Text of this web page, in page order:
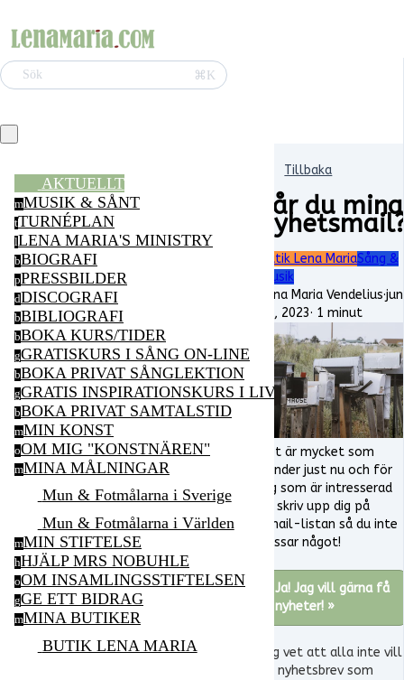
Sök ⌘K
AKTUELLT
mMUSIK & SÅNT
tTURNÉPLAN
lLENA MARIA'S MINISTRY
bBIOGRAFI
pPRESSBILDER
dDISCOGRAFI
bBIBLIOGRAFI
bBOKA KURS/TIDER
gGRATISKURS I SÅNG ON-LINE
bBOKA PRIVAT SÅNGLEKTION
gGRATIS INSPIRATIONSKURS I LIVSGLÄDJE ON-
bBOKA PRIVAT SAMTALSTID
mMIN KONST
oOM MIG "KONSTNÄREN"
mMINA MÅLNINGAR
Mun & Fotmålarna i Sverige
Mun & Fotmålarna i Världen
mMIN STIFTELSE
hHJÄLP MRS NOBUHLE
oOM INSAMLINGSSTIFTELSEN
gGE ETT BIDRAG
mMINA BUTIKER
BUTIK LENA MARIA
Tillbaka
Får du mina
Butik Lena MariaSång &
musik
Lena Maria Vendelius·jun
13, 2023· 1 minut
Det är mycket som
händer just nu och för
dig som är intresserad
så skriv upp dig på
email-listan så du inte
missar något!
Ja! Jag vill gärna få
nyheter! »
Jag vet att alla inte vill
ha nyhetsbrev som